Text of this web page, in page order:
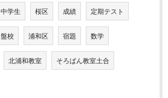
中学生 桜区 成績 定期テスト
校 浦和区 宿題 数学
北浦和教室 そろばん教室土合